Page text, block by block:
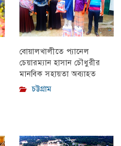
বোয়ালখালীতে প্যানেল
চেয়ারম্যান হাসান চৌধুরীর
মানবিক সহায়তা অব্যাহত
চট্টগ্রাম